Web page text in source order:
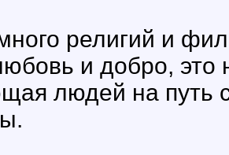
религий и
и добро,
людей на путь